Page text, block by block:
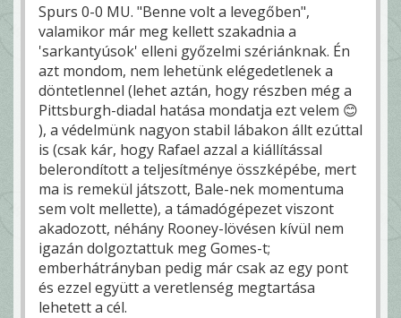
Spurs 0-0 MU. "Benne volt a levegőben",
valamikor már meg kellett szakadnia a
'sarkantyúsok' elleni győzelmi szériánknak. Én
azt mondom, nem lehetünk elégedetlenek a
döntetlennel (lehet aztán, hogy részben még a
Pittsburgh-diadal hatása mondatja ezt velem 😊
), a védelmünk nagyon stabil lábakon állt ezúttal
is (csak kár, hogy Rafael azzal a kiállítással
belerondított a teljesítménye összképébe, mert
ma is remekül játszott, Bale-nek momentuma
sem volt mellette), a támadógépezet viszont
akadozott, néhány Rooney-lövésen kívül nem
igazán dolgoztattuk meg Gomes-t;
emberhátrányban pedig már csak az egy pont
és ezzel együtt a veretlenség megtartása
lehetett a cél.